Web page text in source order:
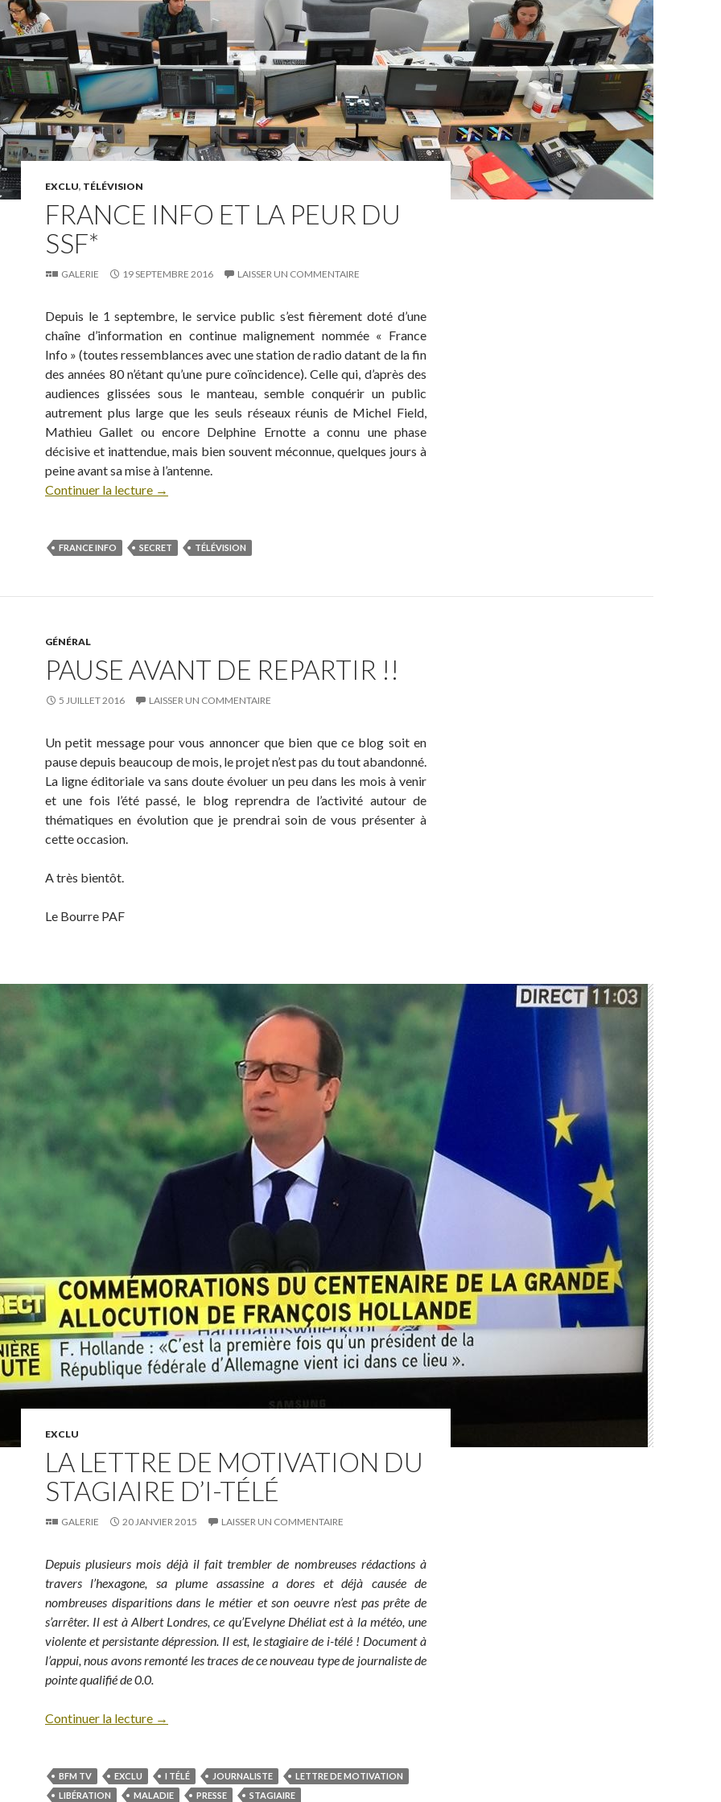
EXCLU, TÉLÉVISION
FRANCE INFO ET LA PEUR DU
SSF*
GALERIE 19 SEPTEMBRE 2016 LAISSER UN COMMENTAIRE
Depuis le 1 septembre, le service public s’est fièrement doté d’une
chaîne d’information en continue malignement nommée « France
Info » (toutes ressemblances avec une station de radio datant de la fin
des années 80 n’étant qu’une pure coïncidence). Celle qui, d’après des
audiences glissées sous le manteau, semble conquérir un public
autrement plus large que les seuls réseaux réunis de Michel Field,
Mathieu Gallet ou encore Delphine Ernotte a connu une phase
décisive et inattendue, mais bien souvent méconnue, quelques jours à
peine avant sa mise à l’antenne.
Continuer la lecture →
FRANCE INFO SECRET TÉLÉVISION
GÉNÉRAL
PAUSE AVANT DE REPARTIR !!
5 JUILLET 2016 LAISSER UN COMMENTAIRE
Un petit message pour vous annoncer que bien que ce blog soit en
pause depuis beaucoup de mois, le projet n’est pas du tout abandonné.
La ligne éditoriale va sans doute évoluer un peu dans les mois à venir
et une fois l’été passé, le blog reprendra de l’activité autour de
thématiques en évolution que je prendrai soin de vous présenter à
cette occasion.
A très bientôt.
Le Bourre PAF
EXCLU
LA LETTRE DE MOTIVATION DU
STAGIAIRE D’I-TÉLÉ
GALERIE 20 JANVIER 2015 LAISSER UN COMMENTAIRE
Depuis plusieurs mois déjà il fait trembler de nombreuses rédactions à
travers l’hexagone, sa plume assassine a dores et déjà causée de
nombreuses disparitions dans le métier et son oeuvre n’est pas prête de
s’arrêter. Il est à Albert Londres, ce qu’Evelyne Dhéliat est à la météo, une
violente et persistante dépression. Il est, le stagiaire de i-télé ! Document à
l’appui, nous avons remonté les traces de ce nouveau type de journaliste de
pointe qualifié de 0.0.
Continuer la lecture →
BFM TV EXCLU I TÉLÉ JOURNALISTE
LETTRE DE MOTIVATION
LIBÉRATION
MALADIE PRESSE STAGIAIRE